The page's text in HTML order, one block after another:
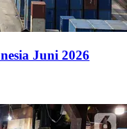
Juni 2026